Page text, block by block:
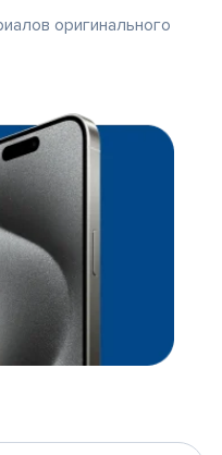
оригинального